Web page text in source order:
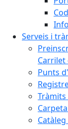
Serveis i
Carrilet
Punts